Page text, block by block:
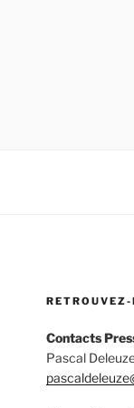
RETROUVEZ-
Contacts
Pascal